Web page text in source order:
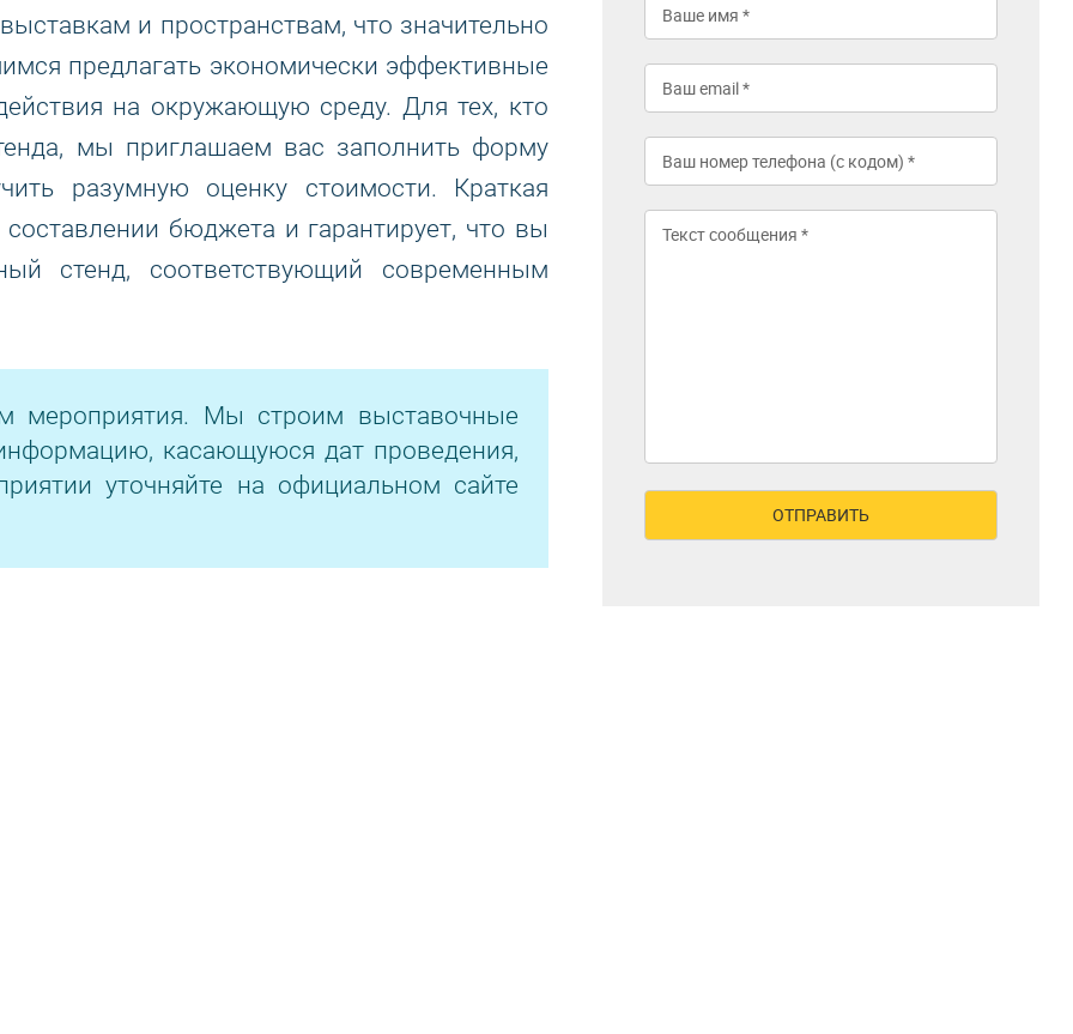
и пространствам, что значительно
предлагать экономически эффективные
на окружающую среду. Для тех, кто
мы приглашаем вас заполнить форму
разумную оценку стоимости. Краткая
бюджета и гарантирует, что вы
стенд, соответствующий современным
мероприятия. Мы строим выставочные
касающуюся дат проведения,
уточняйте на официальном сайте